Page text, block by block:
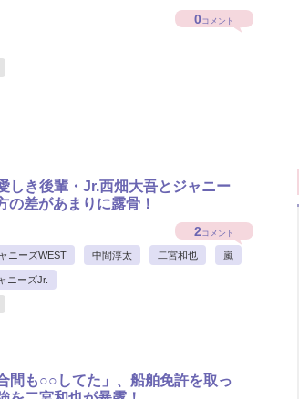
0コメント
しき後輩・Jr.西畑大吾とジャニー
の差があまりに露骨！
2 コメント
ニーズWEST 中間淳太 二宮和也 嵐
ニーズJr.
間も○○してた」、船舶免許を取っ